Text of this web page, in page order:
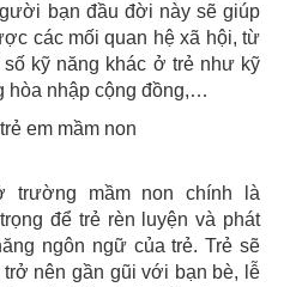
bạn đầu đời này sẽ giúp
các mối quan hệ xã hội, từ
kỹ năng khác ở trẻ như kỹ
hòa nhập cộng đồng,…
trường mầm non chính là
để trẻ rèn luyện và phát
ngôn ngữ của trẻ. Trẻ sẽ
nên gần gũi với bạn bè, lễ